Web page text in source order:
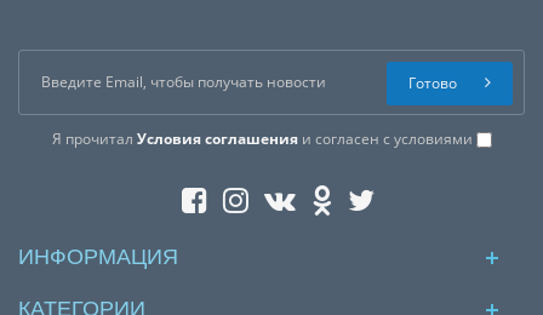
Я прочитал Условия соглашенияи согласен с условиями
Готово
ИНФОРМАЦИЯ
КАТЕГОРИИ